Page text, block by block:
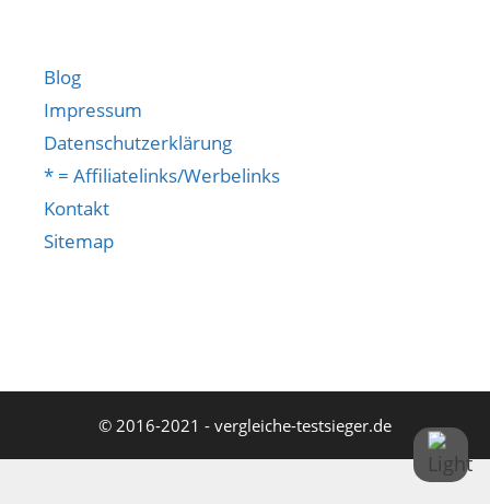
Blog
Impressum
Datenschutzerklärung
* = Affiliatelinks/Werbelinks
Kontakt
Sitemap
© 2016-2021 - vergleiche-testsieger.de